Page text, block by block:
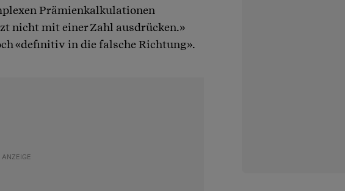
Prämienkalkulationen
nicht mit einer Zahl ausdrücken.»
«definitiv in die falsche Richtung».